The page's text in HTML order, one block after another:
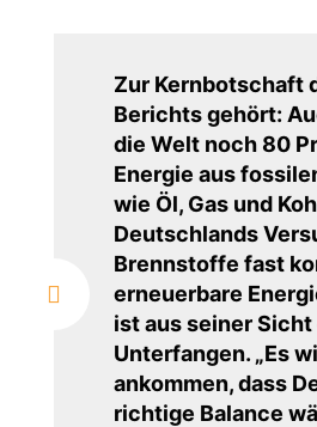
Zur Kernbotschaft
Berichts gehört:
die Welt noch 80
Energie aus
wie Öl, Gas und
Deutschlands
Brennstoffe fast
erneuerbare
ist aus seiner
Unterfangen. „Es
ankommen, dass
richtige Balance